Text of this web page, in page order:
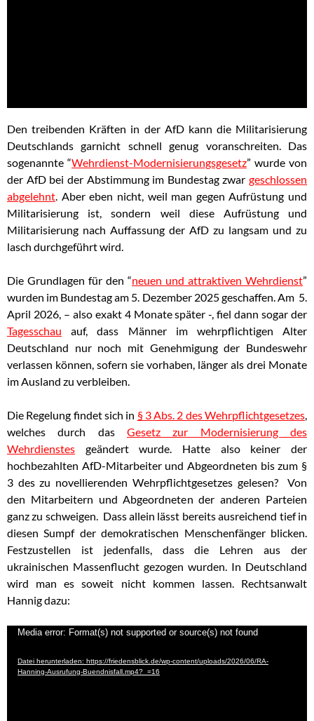
Den treibenden Kräften in der AfD kann die Militarisierung
Deutschlands garnicht schnell genug voranschreiten. Das
sogenannte “Wehrdienst-Modernisierungsgesetz” wurde von
der AfD bei der Abstimmung im Bundestag zwar geschlossen
abgelehnt . Aber eben nicht, weil man gegen Aufrüstung und
Militarisierung ist, sondern weil diese Aufrüstung und
Militarisierung nach Auffassung der AfD zu langsam und zu
lasch durchgeführt wird.
Die Grundlagen für den “neuen und attraktiven Wehrdienst”
wurden im Bundestag am 5. Dezember 2025 geschaffen. Am 5.
April 2026, – also exakt 4 Monate später -, fiel dann sogar der
Tagesschau auf, dass Männer im wehrpflichtigen Alter
Deutschland nur noch mit Genehmigung der Bundeswehr
verlassen können, sofern sie vorhaben, länger als drei Monate
im Ausland zu verbleiben.
Die Regelung findet sich in § 3 Abs. 2 des Wehrpflichtgesetzes
welches durch das Gesetz zur Modernisierung des
Wehrdienstes geändert wurde. Hatte also keiner der
hochbezahlten AfD-Mitarbeiter und Abgeordneten bis zum §
3 des zu novellierenden Wehrpflichtgesetzes gelesen? Von
den Mitarbeitern und Abgeordneten der anderen Parteien
ganz zu schweigen. Dass allein lässt bereits ausreichend tief in
diesen Sumpf der demokratischen Menschenfänger blicken.
Festzustellen ist jedenfalls, dass die Lehren aus der
ukrainischen Massenflucht gezogen wurden. In Deutschland
wird man es soweit nicht kommen lassen. Rechtsanwalt
Hannig dazu:
Video-
Media error: Format(s) not supported or source(s) not found
Datei herunterladen: https://friedensblick.de/wp-content/uploads/2026/06/RA-
Hanning-Ausrufung-Buendnisfall.mp4?_=16